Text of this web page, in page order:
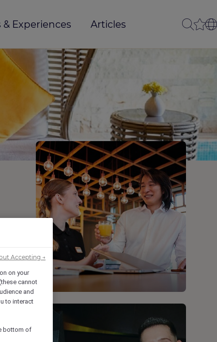
Experiences Articles
on your
cannot
and
to interact
bottom of
Accepting →